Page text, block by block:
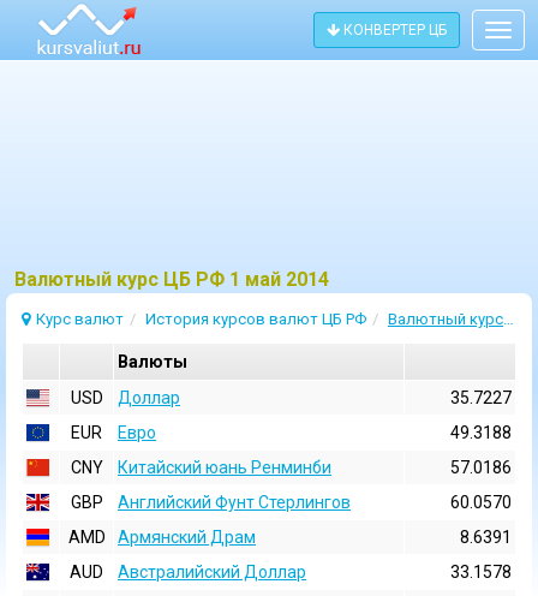
КОНВЕРТЕР ЦБ
Bалютный курс ЦБ РФ 1 май 2014
Курс валют История курсов валют ЦБ РФ Валютный курс 1 Май 2014
Валюты
USD
Доллар
35.7227
EUR
Евро
49.3188
CNY
Китайский юань Ренминби
57.0186
GBP
Английский Фунт Стерлингов
60.0570
AMD
Армянский Драм
8.6391
AUD
Австралийский Доллар
33.1578